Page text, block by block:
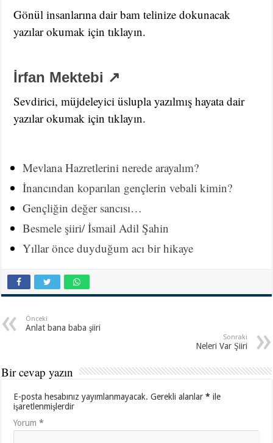
Gönül insanlarına dair bam telinize dokunacak
yazılar okumak için tıklayın.
İrfan Mektebi ↗
Sevdirici, müjdeleyici üslupla yazılmış hayata dair
yazılar okumak için tıklayın.
Mevlana Hazretlerini nerede arayalım?
İnancından koparılan gençlerin vebali kimin?
Gençliğin değer sancısı…
Besmele şiiri/ İsmail Adil Şahin
Yıllar önce duyduğum acı bir hikaye
Önceki
Anlat bana baba şiiri
Sonraki
Neleri Var Şiiri
Bir cevap yazın
E-posta hesabınız yayımlanmayacak. Gerekli alanlar* ile
işaretlenmişlerdir
Yorum*